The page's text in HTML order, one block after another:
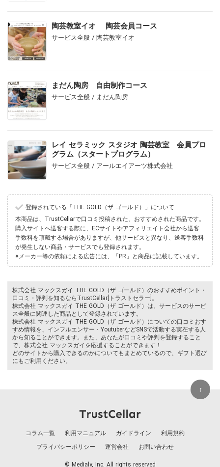
陶芸教室イオ 陶芸会員コース
サービス全般 / 陶芸教室イオ
まだん陶房 自由制作コース
サービス全般 / まだん陶房
レイ セラミック スタジオ 陶芸教室 会員プロ
グラム（スタートプログラム）
サービス全般 / アールエイアーツ株式会社
登録されている「THE GOLD（ザ ゴールド）」について
本商品は、TrustCellarで口コミ投稿された、おすすめされた商品です。
購入サイトへ送客する際に、ECサイトやアフィリエイト会社から送客
手数料を頂戴する場合がありますが、他サービスと異なり、送客手数料
が発生しない商品・サービスでも登録されます。
※メーカー等の依頼による広告には、「PR」と商品に記載しています。
株式会社 マックスガイ THE GOLD（ザ ゴールド）のおすすめポイント・
口コミ・評判を知るならTrustCellar[トラストセラー]。
株式会社 マックスガイ THE GOLD（ザ ゴールド）は、サービスのサービ
ス全般に関連した商品として登録されています。
株式会社 マックスガイ THE GOLD（ザ ゴールド）についての口コミおす
すめ情報を、インフルエンサー・YoutuberなどSNSで活動する実在する人
から知ることができます。また、あなたが口コミや評判を登録すること
で、株式会社 マックスガイを応援することができます！
どのサイトから購入できるのかについてもまとめているので、ギフト選び
にもご利用ください。
コラム一覧 利用マニュアル ガイドライン
利用規約
プライバシーポリシー
運営会社 お問い合わせ
© Medialy, Inc. All rights reserved
↑